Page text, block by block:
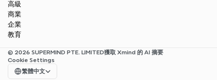
高級
商業
企業
教育
© 2026 SUPERMIND PTE. LIMITED獲取 Xmind 的 AI 摘要
Cookie Settings
Select Language
繁體中文